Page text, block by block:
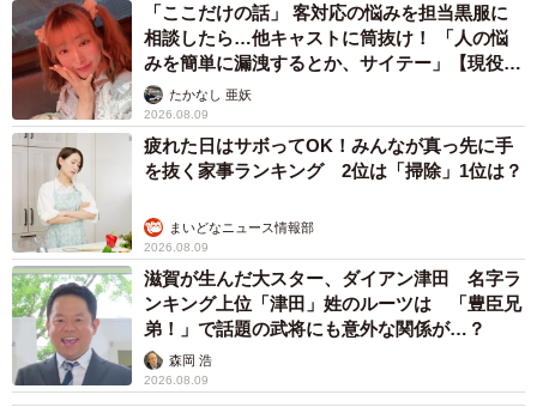
「ここだけの話」 客対応の悩みを担当黒服に
相談したら…他キャストに筒抜け！ 「人の悩
みを簡単に漏洩するとか、サイテー」【現役キ
ャストに取材】
たかなし 亜妖
2026.08.09
疲れた日はサボってOK！みんなが真っ先に手
を抜く家事ランキング 2位は「掃除」1位は？
まいどなニュース情報部
2026.08.09
滋賀が生んだ大スター、ダイアン津田 名字ラ
ンキング上位「津田」姓のルーツは 「豊臣兄
弟！」で話題の武将にも意外な関係が…？
森岡 浩
2026.08.09